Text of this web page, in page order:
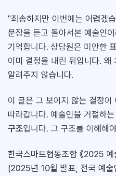
"죄송하지만 이번에는 어렵겠
문장을 듣고 돌아서본 예술인
기억합니다. 상담원은 미안한
이미 결정을 내린 뒤입니다. 왜
알려주지 않습니다.
이 글은 그 보이지 않는 결정이
따라갑니다. 예술인을 거절하
구조입니다. 그 구조를 이해해
한국스마트협동조합 《2025 예
(2025년 10월 발표, 전국 예술